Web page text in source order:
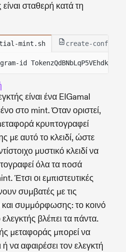
σταθερή κατά τη
mint.sh create-
id
είναι ένα ElGamal
στο mint. Όταν οριστεί,
κρυπτογραφεί
με αυτό το κλειδί, ώστε
μυστικό κλειδί να
όλα τα ποσά
Έτσι οι εμπιστευτικές
συμβατές με τις
και συμμόρφωσης: το κοινό
βλέπει τα πάντα.
μεταφοράς μπορεί να
ή να αφαιρέσει τον ελεγκτή